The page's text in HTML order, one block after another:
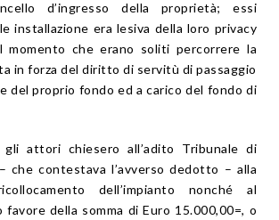
d’ingresso della proprietà; essi
installazione era lesiva della loro privacy
momento che erano soliti percorrere la
in forza del diritto di servitù di passaggio
del proprio fondo ed a carico del fondo di
gli attori chiesero all’adito Tribunale di
che contestava l’avverso dedotto – alla
dell’impianto nonché al
della somma di Euro 15.000,00=, o